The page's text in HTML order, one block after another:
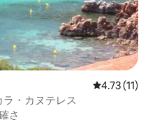
レビュー11
4.73 (11)
・カヌテレス
さ